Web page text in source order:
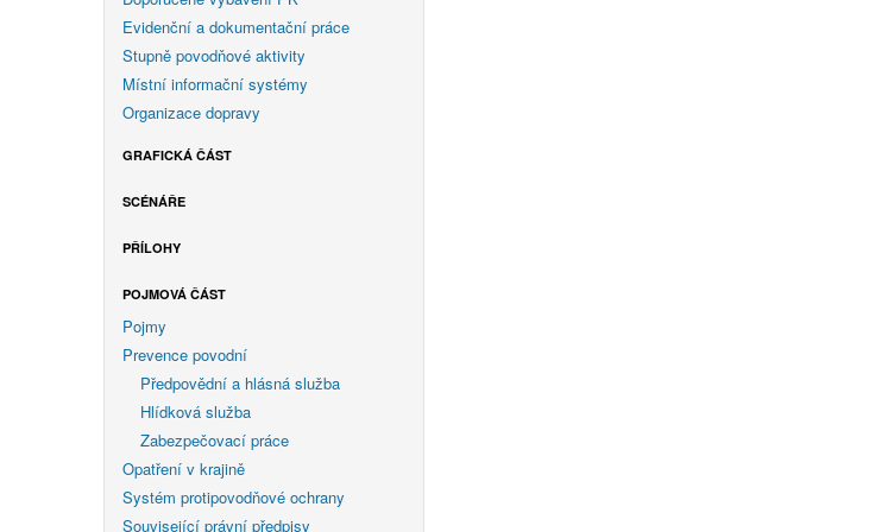
Evidenční a dokumentační práce
Stupně povodňové aktivity
Místní informační systémy
Organizace dopravy
GRAFICKÁ ČÁST
SCÉNÁŘE
PŘÍLOHY
POJMOVÁ ČÁST
Pojmy
Prevence povodní
Předpovědní a hlásná služba
Hlídková služba
Zabezpečovací práce
Opatření v krajině
Systém protipovodňové ochrany
Související právní předpisy